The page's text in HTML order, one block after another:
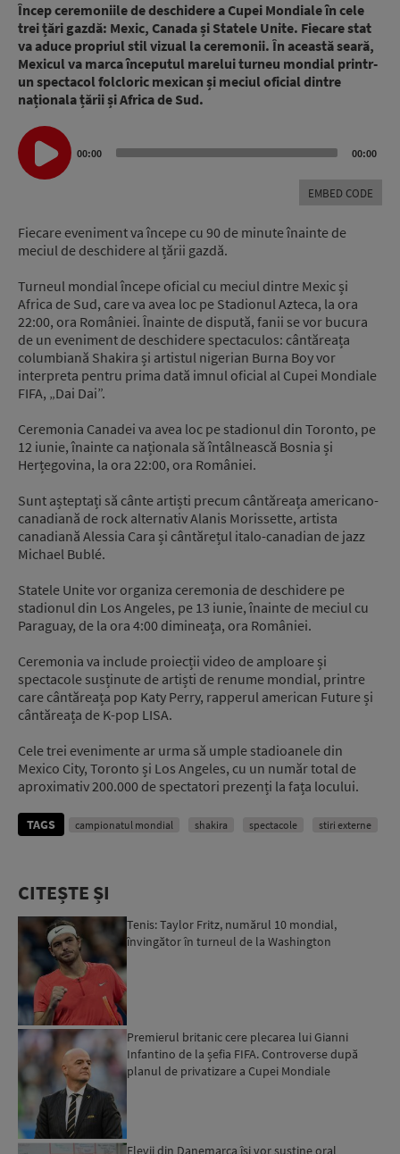
Încep ceremoniile de deschidere a Cupei Mondiale în cele
trei țări gazdă: Mexic, Canada și Statele Unite. Fiecare stat
va aduce propriul stil vizual la ceremonii. În această seară,
Mexicul va marca începutul marelui turneu mondial printr-
un spectacol folcloric mexican și meciul oficial dintre
naționala țării și Africa de Sud.
Audio
Player
00:00 00:00
EMBED CODE
Fiecare eveniment va începe cu 90 de minute înainte de
meciul de deschidere al țării gazdă.
Turneul mondial începe oficial cu meciul dintre Mexic și
Africa de Sud, care va avea loc pe Stadionul Azteca, la ora
22:00, ora României. Înainte de dispută, fanii se vor bucura
de un eveniment de deschidere spectaculos: cântăreața
columbiană Shakira și artistul nigerian Burna Boy vor
interpreta pentru prima dată imnul oficial al Cupei Mondiale
FIFA, „Dai Dai”.
Ceremonia Canadei va avea loc pe stadionul din Toronto, pe
12 iunie, înainte ca naționala să întâlnească Bosnia și
Herțegovina, la ora 22:00, ora României.
Sunt așteptați să cânte artiști precum cântăreața americano-
canadiană de rock alternativ Alanis Morissette, artista
canadiană Alessia Cara și cântărețul italo-canadian de jazz
Michael Bublé.
Statele Unite vor organiza ceremonia de deschidere pe
stadionul din Los Angeles, pe 13 iunie, înainte de meciul cu
Paraguay, de la ora 4:00 dimineața, ora României.
Ceremonia va include proiecții video de amploare și
spectacole susținute de artiști de renume mondial, printre
care cântăreața pop Katy Perry, rapperul american Future și
cântăreața de K-pop LISA.
Cele trei evenimente ar urma să umple stadioanele din
Mexico City, Toronto și Los Angeles, cu un număr total de
aproximativ 200.000 de spectatori prezenți la fața locului.
TAGS campionatul mondial shakira spectacole stiri externe
CITEȘTE ȘI
Tenis: Taylor Fritz, numărul 10 mondial,
învingător în turneul de la Washington
Premierul britanic cere plecarea lui Gianni
Infantino de la șefia FIFA. Controverse după
planul de privatizare a Cupei Mondiale
Elevii din Danemarca își vor susține oral